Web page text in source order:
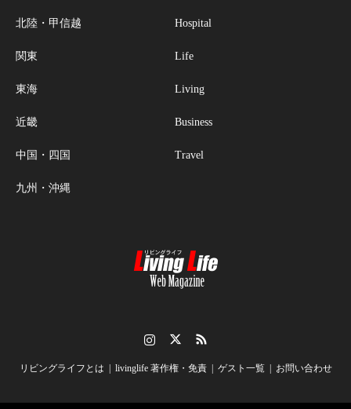
北陸・甲信越
関東
東海
近畿
中国・四国
九州・沖縄
Hospital
Life
Living
Business
Travel
リビングライフとは livinglife 著作権・免責 ゲスト一覧 お問い合わせ